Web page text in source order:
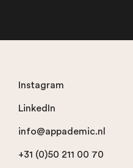
Instagram
LinkedIn
info@appademic.nl
+31 (0)50 211 00 70